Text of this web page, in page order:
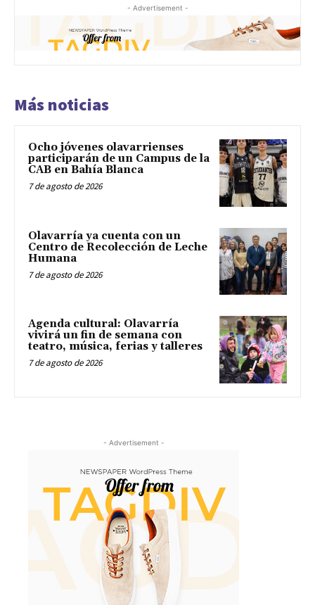
- Advertisement -
Más noticias
Ocho jóvenes olavarrienses
participarán de un Campus de la
CAB en Bahía Blanca
7 de agosto de 2026
Olavarría ya cuenta con un
Centro de Recolección de Leche
Humana
7 de agosto de 2026
Agenda cultural: Olavarría
vivirá un fin de semana con
teatro, música, ferias y talleres
7 de agosto de 2026
- Advertisement -